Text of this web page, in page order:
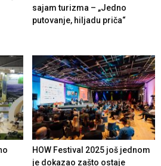
sajam turizma – „Jedno
putovanje, hiljadu priča“
HOW Festival 2025 još jednom
je dokazao zašto ostaje